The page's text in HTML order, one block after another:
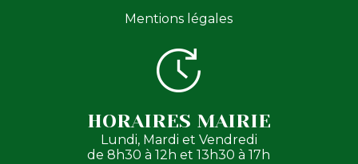
D.P.M.A Esculape ServicesMentions légales
HORAIRES MAIRIE
Lundi, Mardi et Vendredi
de 8h30 à 12h et 13h30 à 17h